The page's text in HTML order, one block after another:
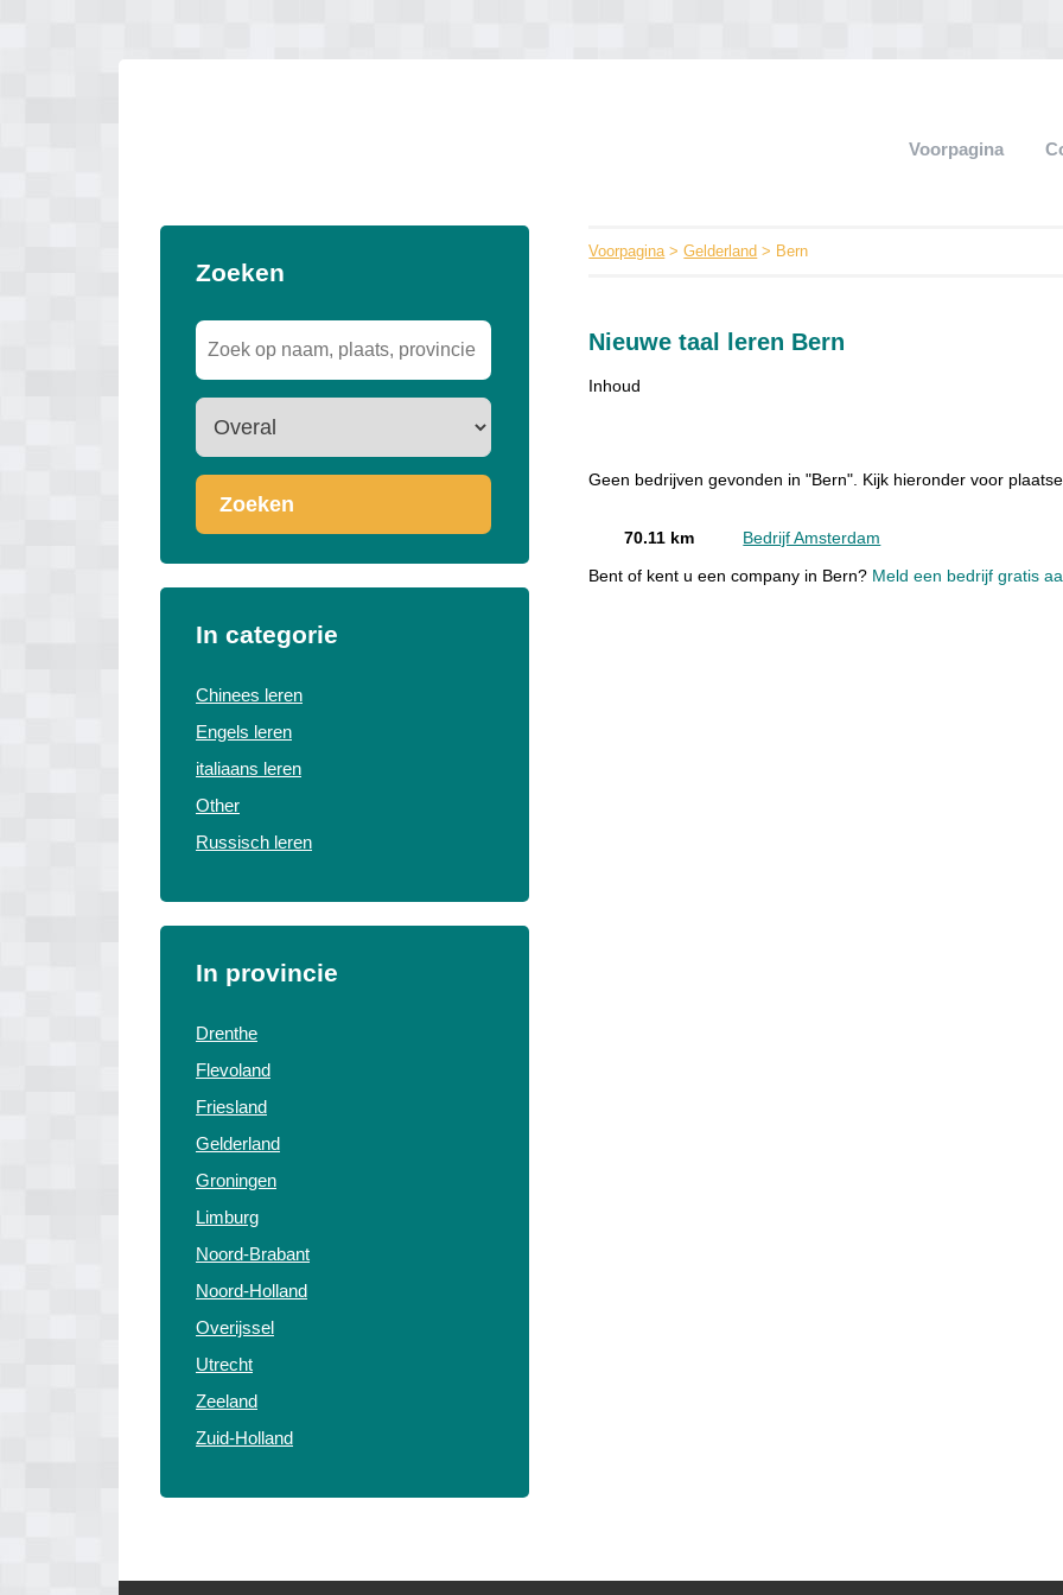
Voorpagina
Zoeken
Zoeken
In categorie
Chinees leren
Engels leren
italiaans leren
Other
Russisch leren
In provincie
Drenthe
Flevoland
Friesland
Gelderland
Groningen
Limburg
Noord-Brabant
Noord-Holland
Overijssel
Utrecht
Zeeland
Zuid-Holland
Voorpagina>Gelderland > Bern
Nieuwe taal leren Bern
Inhoud
Geen bedrijven gevonden in "Bern". Kijk hieronder voor
70.11 km Bedrijf Amsterdam
Bent of kent u een company in Bern? Meld een bedrijf gratis